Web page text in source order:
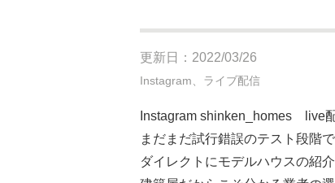
更新日：2022/03/26
Instagram、ライブ配信
Instagram shinken_homes live
まだまだ試行錯誤のテスト段階で
ダイレクトにモデルハウスの紹